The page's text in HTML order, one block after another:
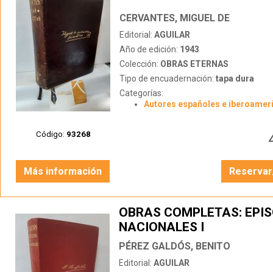
Código: 93268
CERVANTES, MIGUEL DE
Editorial: AGUILAR
Año de edición: 1943
Colección: OBRAS ETERNAS
Tipo de encuadernación: tapa dura
Categorías:
Autores españoles e
Más información
OBRAS COMPLETAS:
NACIONALES I
PÉREZ GALDÓS, BENITO
Editorial: AGUILAR